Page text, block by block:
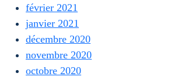
février 2021
janvier 2021
décembre 2020
novembre 2020
octobre 2020